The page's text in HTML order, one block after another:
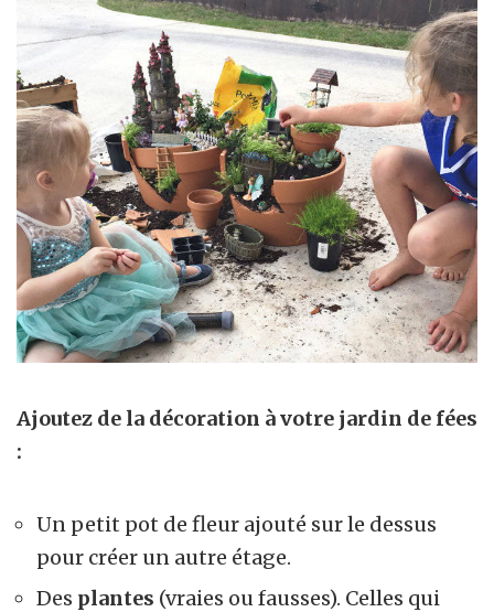
Ajoutez de la décoration à votre jardin de fées
:
Un petit pot de fleur ajouté sur le dessus
pour créer un autre étage.
Des plantes (vraies ou fausses). Celles qui